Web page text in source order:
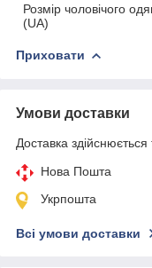
Розмір чоловічого
(UA)
Приховати
Умови доставки
Доставка здійснюється
Нова Пошта
Укрпошта
Всі умови доставки